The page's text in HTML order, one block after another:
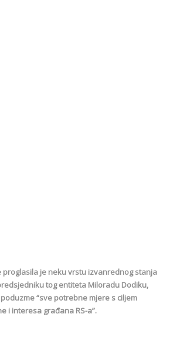
proglasila je neku vrstu izvanrednog stanja
tog entiteta Miloradu Dodiku,
“sve potrebne mjere s ciljem
i interesa građana RS-a”.